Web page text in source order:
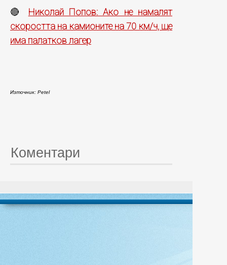
🔴 Николай Попов: Ако не намалят
скоростта на камионите на 70 км/ч, ще
има палатков лагер
Източник: Petel
Коментари